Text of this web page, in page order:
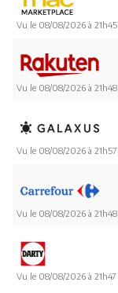
Vu le 08/08/2026 à 21h45
Vu le 08/08/2026 à 21h48
Vu le 08/08/2026 à 21h57
Vu le 08/08/2026 à 21h48
Vu le 08/08/2026 à 21h47